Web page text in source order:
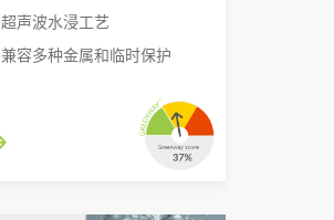
超声波水浸工艺
兼容多种金属和临时保护